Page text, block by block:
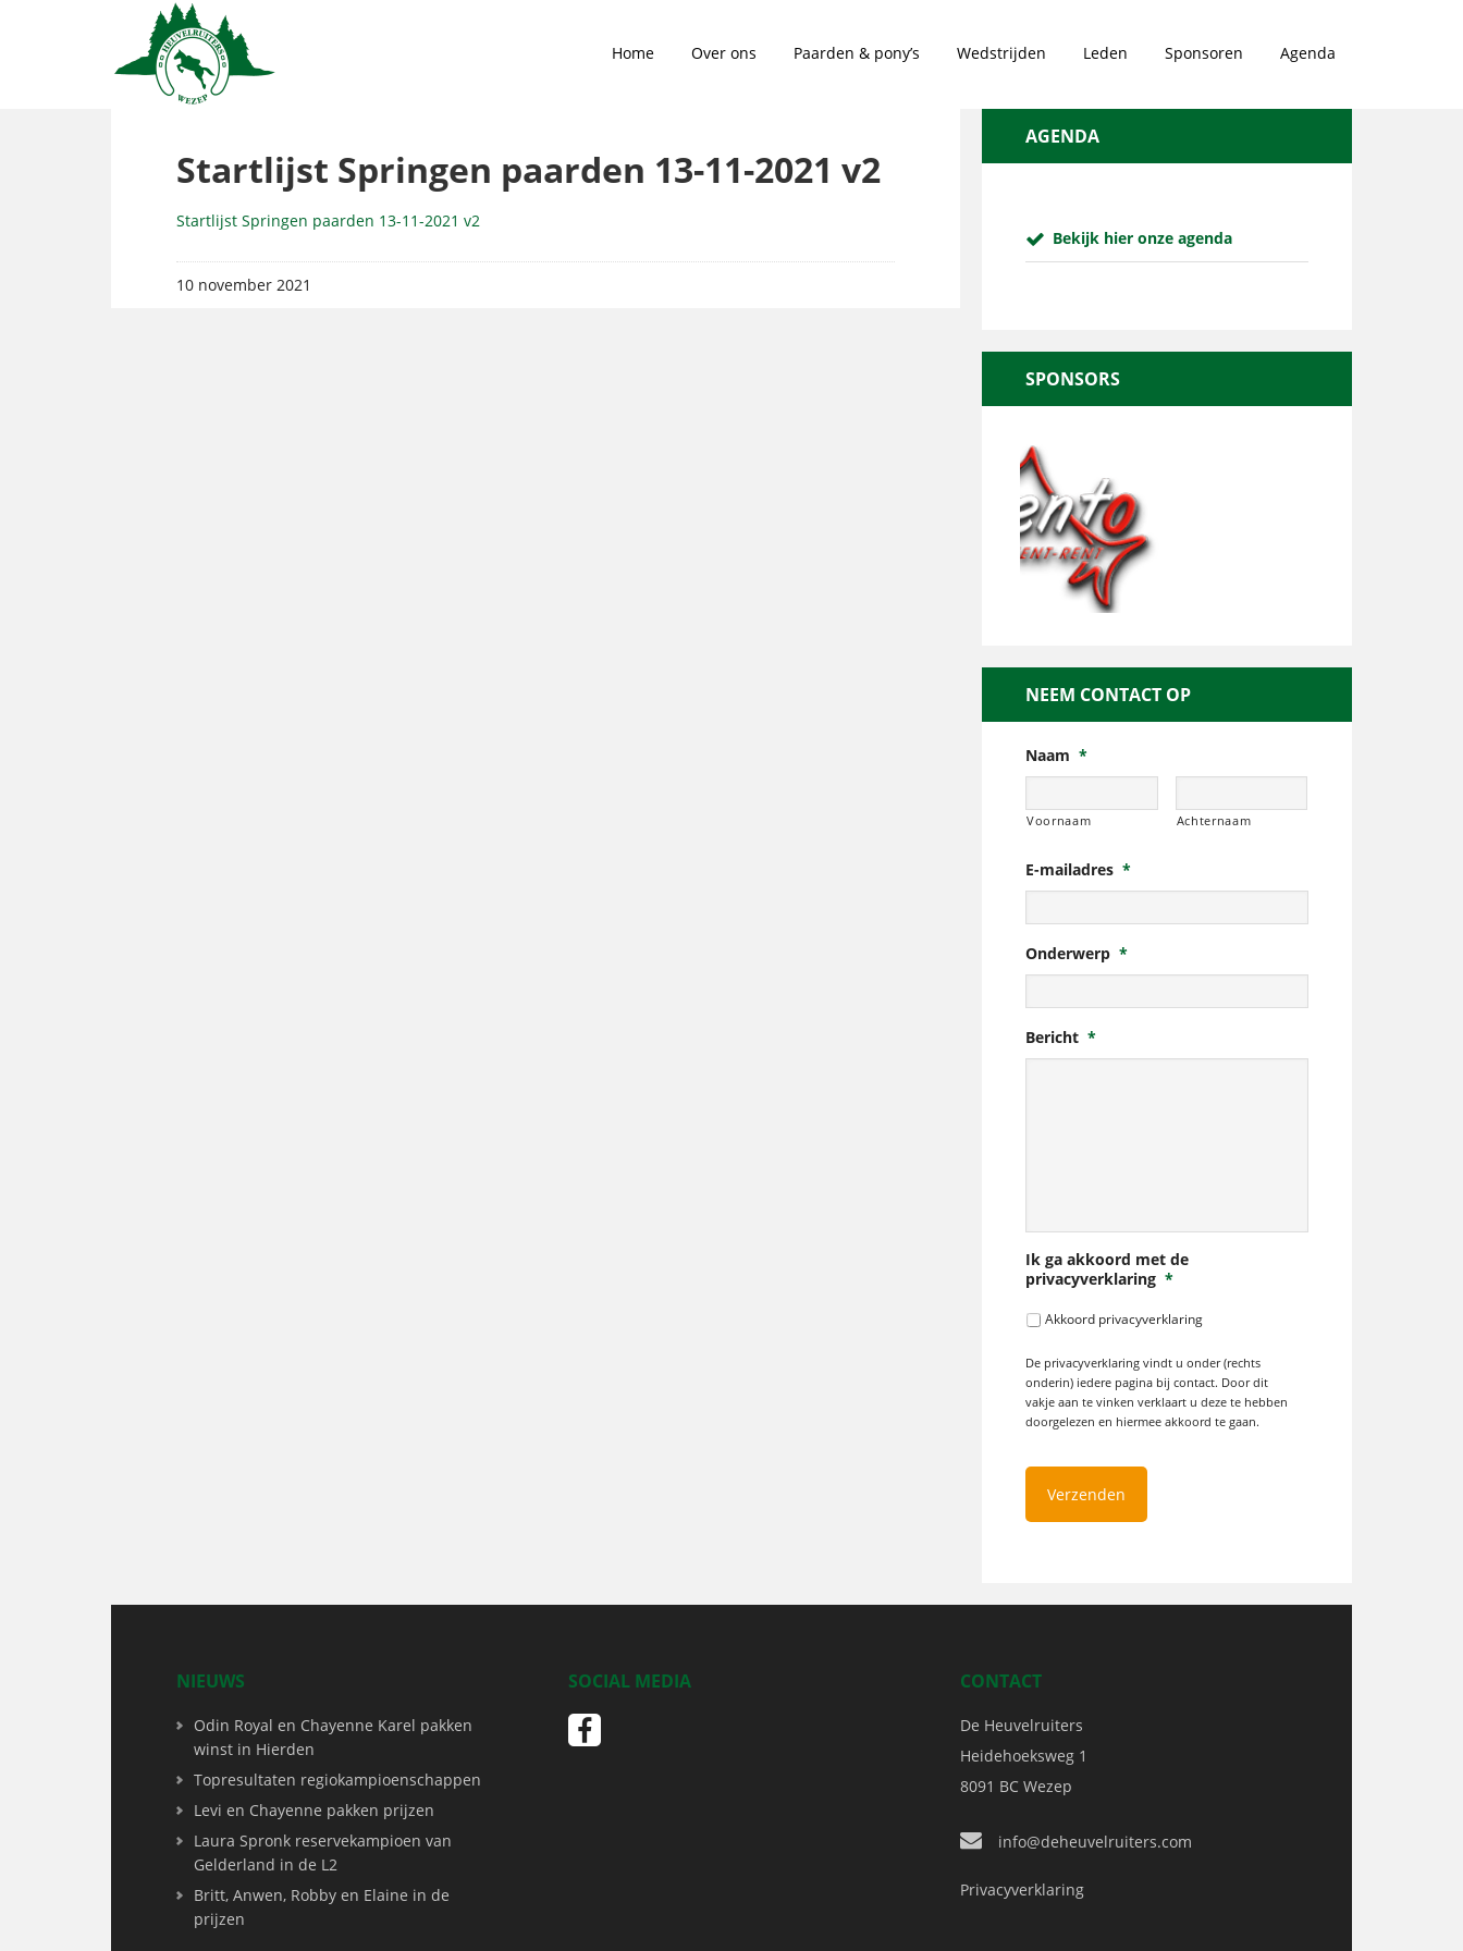
Home Over ons Paarden & pony’s Wedstrijden Leden Sponsoren Agenda
Startlijst Springen paarden 13-11-2021 v2
Startlijst Springen paarden 13-11-2021 v2
10 november 2021
AGENDA
Bekijk hier onze agenda
SPONSORS
NEEM CONTACT OP
Naam *
Voornaam Achternaam
E-mailadres *
Onderwerp *
Bericht *
Ik ga akkoord met de
privacyverklaring *
Akkoord privacyverklaring
De privacyverklaring vindt u onder (rechts
onderin) iedere pagina bij contact. Door dit
vakje aan te vinken verklaart u deze te hebben
doorgelezen en hiermee akkoord te gaan.
NIEUWS
Odin Royal en Chayenne Karel pakken
winst in Hierden
Topresultaten regiokampioenschappen
Levi en Chayenne pakken prijzen
Laura Spronk reservekampioen van
Gelderland in de L2
Britt, Anwen, Robby en Elaine in de
prijzen
SOCIAL MEDIA CONTACT
De Heuvelruiters
Heidehoeksweg 1
8091 BC Wezep
info@deheuvelruiters.com
Privacyverklaring